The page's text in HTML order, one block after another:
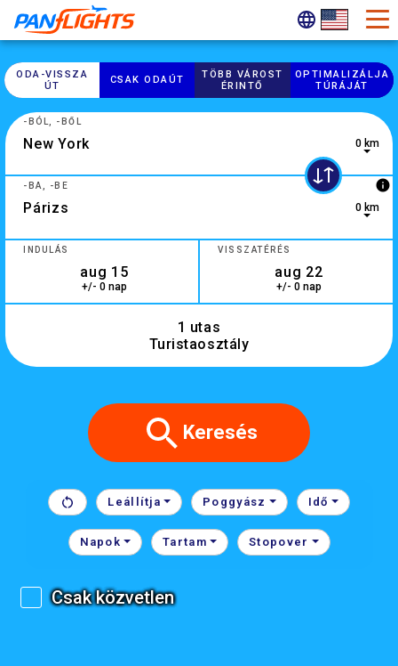
ODA-​VISSZA
ÚT
CSAK ODAÚT
TÖBB VÁROST
ÉRINTŐ
OPTIMALIZÁLJA
TÚRÁJÁT
10 results are available, use up and down arrow keys to
-BÓL, -BŐL
0 km
0 results are available, use up and down arrow keys to
-BA, -BE info
0 km
INDULÁS
+/- 0 nap
VISSZATÉRÉS
+/- 0 nap
1 utas
Turistaosztály
Keresés
Leállítja Poggyász Idő
Napok Tartam Stopover
Csak közvetlen